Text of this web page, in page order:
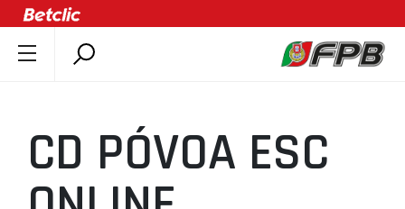
DOCUMENTOS
ÚLTIMAS
COMPETIÇÕES
CD PÓVOA ESC